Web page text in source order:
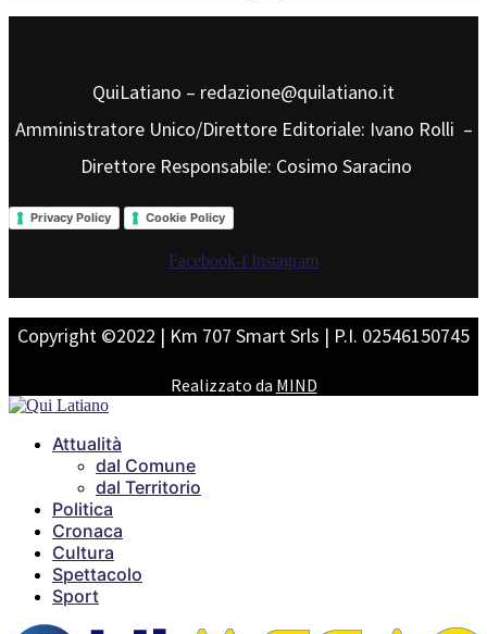
QuiLatiano – redazione@quilatiano.it
Amministratore Unico/Direttore Editoriale: Ivano Rolli –
Direttore Responsabile: Cosimo Saracino
Privacy Policy Cookie Policy
Facebook-f Instagram
Copyright ©2022 | Km 707 Smart Srls | P.I. 02546150745
Realizzato da MIND
Attualità
dal Comune
dal Territorio
Politica
Cronaca
Cultura
Spettacolo
Sport